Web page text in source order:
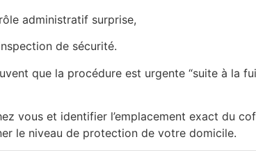
administratif surprise,
de sécurité.
que la procédure est urgente “suite à la
vous et identifier l’emplacement exact du
le niveau de protection de votre domicile.